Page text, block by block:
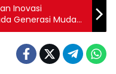
Inovasi
Generasi Muda